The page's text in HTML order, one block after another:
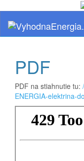
PDF
PDF na stiahnutie tu:
ENERGIA-elektrina-